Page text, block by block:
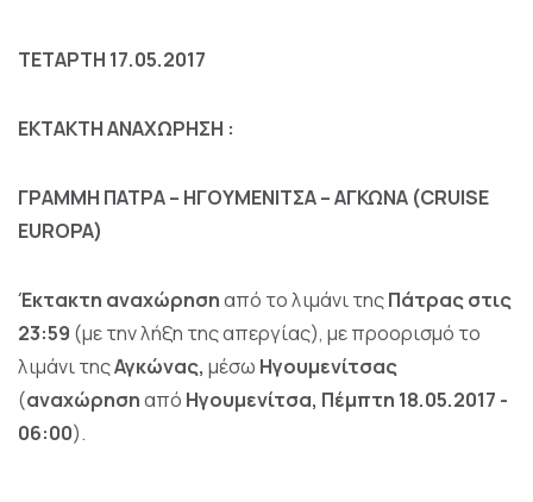
ΤΕΤΑΡΤΗ 17.05.2017
ΕΚΤΑΚΤΗ ΑΝΑΧΩΡΗΣΗ :
ΓΡΑΜΜΗ ΠΑΤΡΑ – ΗΓΟΥΜΕΝΙΤΣΑ – ΑΓΚΩΝΑ (CRUISE
EUROPA)
Έκτακτη αναχώρησηαπό το λιμάνι τηςΠάτραςστις
23:59 (με την λήξη της απεργίας), με προορισμό το
λιμάνι τηςΑγκώνας, μέσω Ηγουμενίτσας
(αναχώρησηαπό Ηγουμενίτσα, Πέμπτη 18.05.2017 -
06:00).